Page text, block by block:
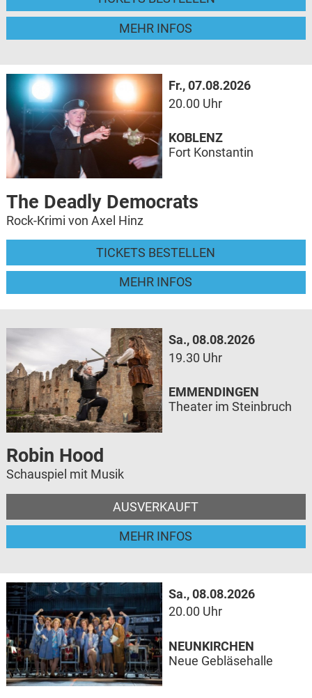
MEHR INFOS
Fr., 07.08.2026
20.00 Uhr
The Deadly Democrats
Rock-Krimi von Axel Hinz
TICKETS BESTELLEN
MEHR INFOS
KOBLENZ
Fort Konstantin
Sa., 08.08.2026
19.30 Uhr
Robin Hood
Schauspiel mit Musik
AUSVERKAUFT
MEHR INFOS
EMMENDINGEN
Theater im Steinbruch
Sa., 08.08.2026
20.00 Uhr
NEUNKIRCHEN
Neue Gebläsehalle